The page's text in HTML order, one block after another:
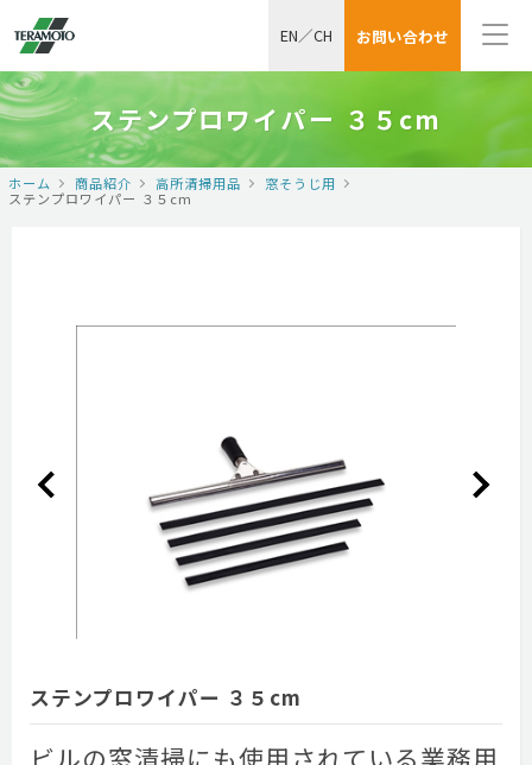
お問い合わせ
EN／CH
ステンプロワイパー ３５cm
ホーム 商品紹介 高所清掃用品
窓そうじ用
ステンプロワイパー ３５cm
ステンプロワイパー ３５cm
ビルの窓清掃にも使用されている業務用